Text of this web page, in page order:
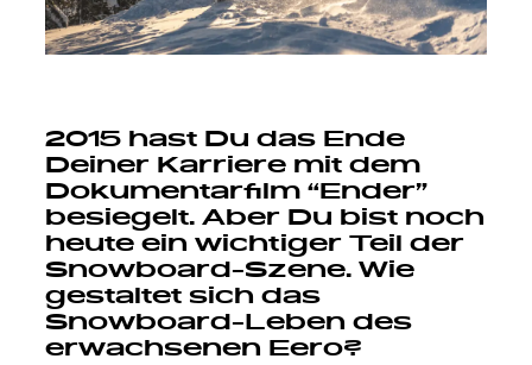
2015 hast Du das Ende
Deiner Karriere mit dem
Dokumentarfilm “Ender”
besiegelt. Aber Du bist noch
heute ein wichtiger Teil der
Snowboard-Szene. Wie
gestaltet sich das
Snowboard-Leben des
erwachsenen Eero?